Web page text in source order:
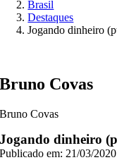
Brasil
Destaques
Jogando dinheiro
Bruno Covas
Bruno Covas
Jogando dinheiro
Publicado em: 21/03/